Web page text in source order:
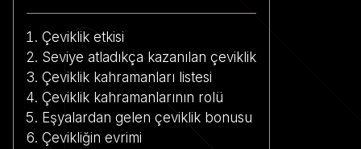
Çeviklik etkisi
Seviye atladıkça kazanılan çeviklik
Çeviklik kahramanları listesi
Çeviklik kahramanlarının rolü
Eşyalardan gelen çeviklik bonusu
Çevikliğin evrimi